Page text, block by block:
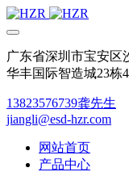
广东省深圳市宝安区
华丰国际智造城23栋
13823576739龚先生
jiangli@esd-hzr.com
网站首页
产品中心